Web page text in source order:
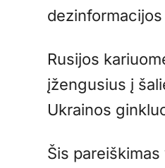
dezinformacijos
Rusijos
įžengusius į
Ukrainos
Šis